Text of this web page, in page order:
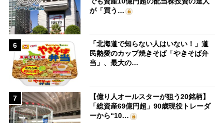
が「買う…
6
「北海道で知らない人はいない！」道
民熱愛のカップ焼きそば「やきそば弁
当」、最大の…
7
【億り人オールスターが狙う20銘柄】
「総資産69億円超」90歳現役トレーダ
ーから“10…